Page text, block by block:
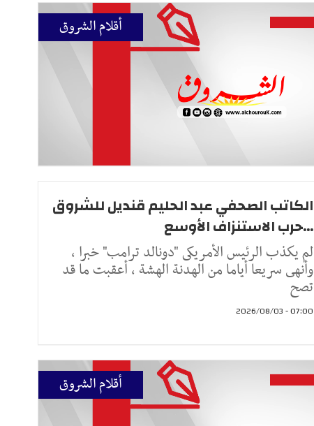
أقلام الشروق
الكاتب الصحفي عبد الحليم قنديل للشروق
...حرب الاستنزاف الأوسع
لم يكذب الرئيس الأمريكى "دونالد ترامب" خبرا ،
وأنهى سريعا أياما من الهدنة الهشة ، أعقبت ما قد
تصح
07:00 - 2026/08/03
أقلام الشروق